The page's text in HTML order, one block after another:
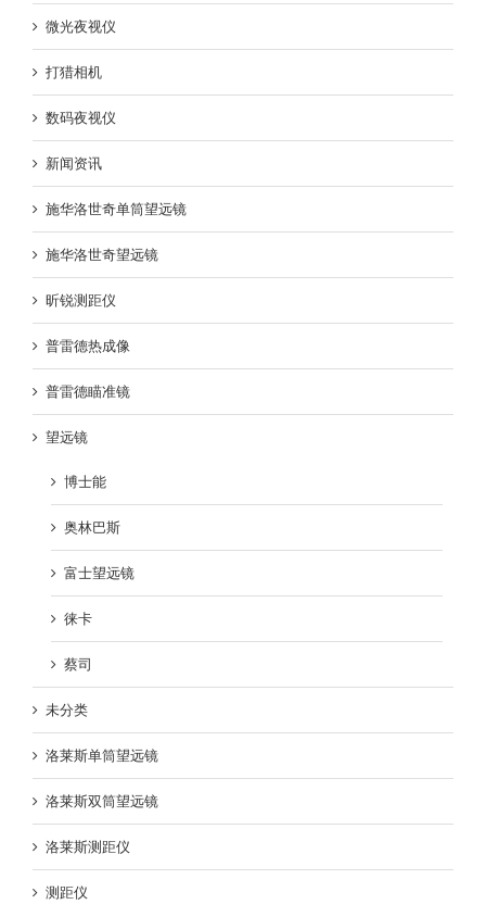
微光夜视仪
打猎相机
数码夜视仪
新闻资讯
施华洛世奇单筒望远镜
施华洛世奇望远镜
昕锐测距仪
普雷德热成像
普雷德瞄准镜
望远镜
博士能
奥林巴斯
富士望远镜
徕卡
蔡司
未分类
洛莱斯单筒望远镜
洛莱斯双筒望远镜
洛莱斯测距仪
测距仪